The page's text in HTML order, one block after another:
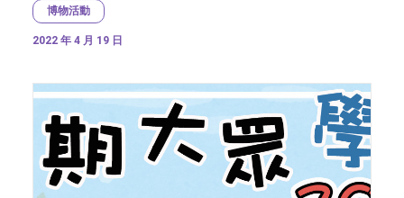
博物活動
2022 年 4 月 19 日